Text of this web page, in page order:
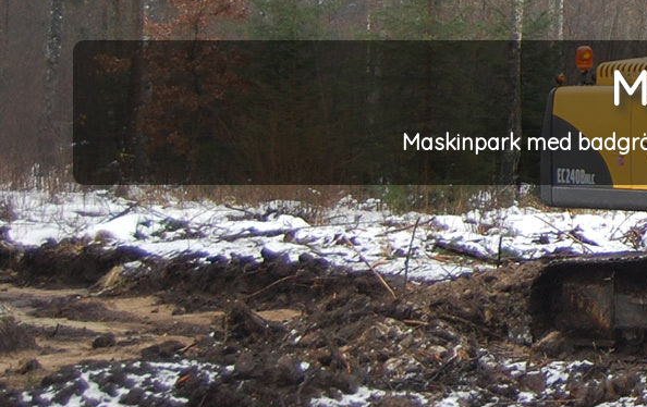
Maskinpark med